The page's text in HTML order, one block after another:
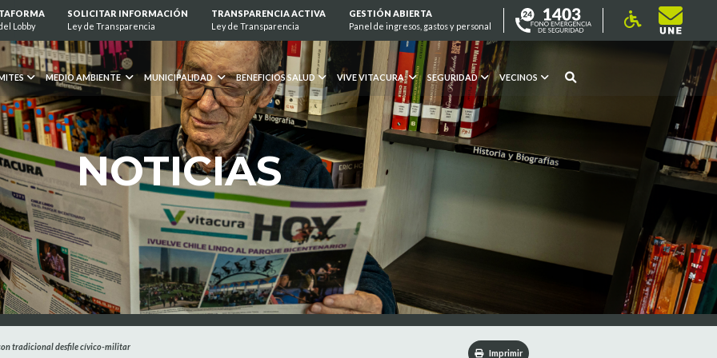
Lobby
SOLICITAR INFORMACIÓN
Ley de Transparencia
TRANSPARENCIA ACTIVA
Ley de Transparencia
GESTIÓN ABIERTA
Panel de ingresos, gastos y personal
MEDIO AMBIENTE MUNICIPALIDAD BENEFICIOS SALUD VIVE VITACURA SEGURIDAD VECINOS
NOTICIAS
tradicional desfile cívico-militar
Imprimir